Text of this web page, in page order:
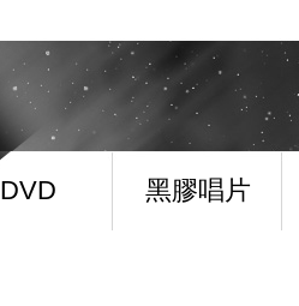
DVD 黑膠唱片